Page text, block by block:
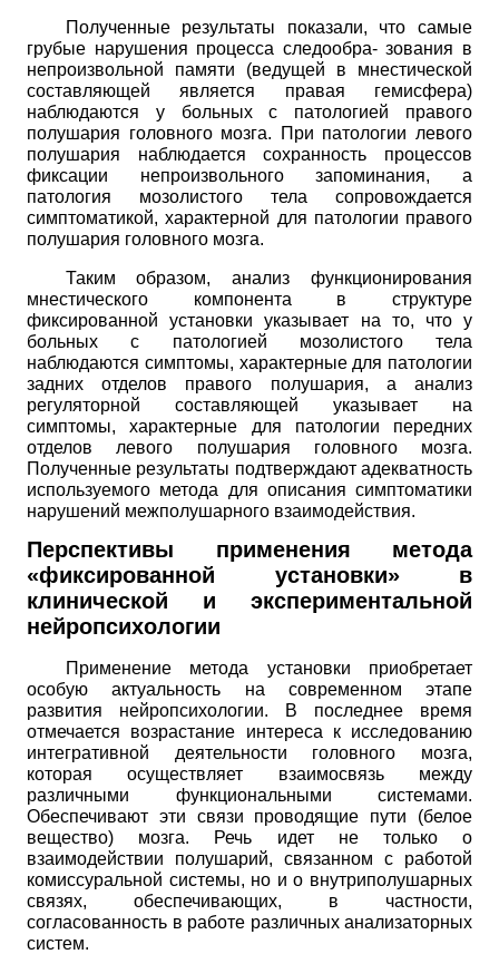
Полученные результаты показали, что самые
грубые нарушения процесса следообра- зования в
непроизвольной памяти (ведущей в мнестической
составляющей является правая гемисфера)
наблюдаются у больных с патологией правого
полушария головного мозга. При патологии левого
полушария наблюдается сохранность процессов
фиксации непроизвольного запоминания, а
патология мозолистого тела сопровождается
симптоматикой, характерной для патологии правого
полушария головного мозга.
Таким образом, анализ функционирования
мнестического компонента в структуре
фиксированной установки указывает на то, что у
больных с патологией мозолистого тела
наблюдаются симптомы, характерные для патологии
задних отделов правого полушария, а анализ
регуляторной составляющей указывает на
симптомы, характерные для патологии передних
отделов левого полушария головного мозга.
Полученные результаты подтверждают адекватность
используемого метода для описания симптоматики
нарушений межполушарного взаимодействия.
Перспективы применения метода
«фиксированной установки» в
клинической и экспериментальной
нейропсихологии
Применение метода установки приобретает
особую актуальность на современном этапе
развития нейропсихологии. В последнее время
отмечается возрастание интереса к исследованию
интегративной деятельности головного мозга,
которая осуществляет взаимосвязь между
различными функциональными системами.
Обеспечивают эти связи проводящие пути (белое
вещество) мозга. Речь идет не только о
взаимодействии полушарий, связанном с работой
комиссуральной системы, но и о внутриполушарных
связях, обеспечивающих, в частности,
согласованность в работе различных анализаторных
систем.